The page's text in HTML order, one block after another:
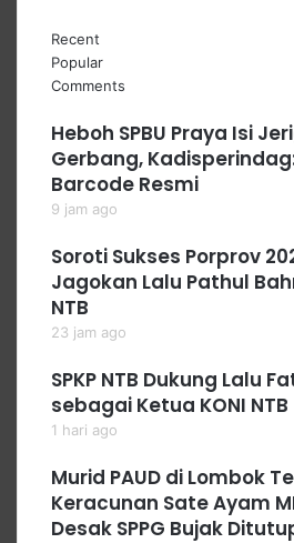
Recent
Popular
Comments
Heboh SPBU Praya Isi
Gerbang,
Barcode Resmi
9 jam ago
Soroti Sukses Porprov
Jagokan Lalu Pathul
NTB
23 jam ago
SPKP NTB Dukung Lalu
sebagai Ketua KONI NTB
1 hari ago
Murid PAUD di Lombok
Keracunan Sate Ayam
Desak SPPG Bujak